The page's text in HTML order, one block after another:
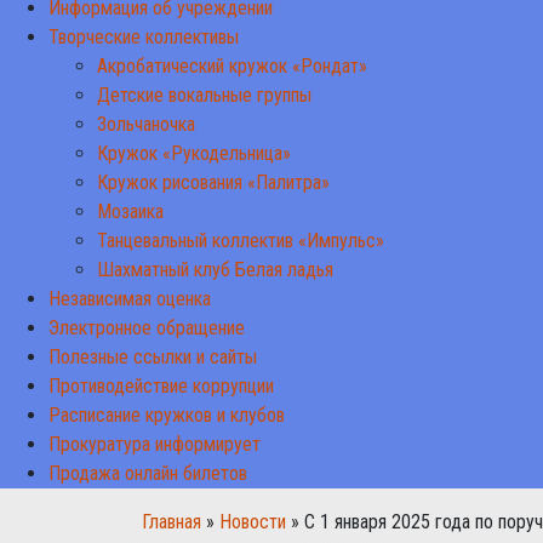
Информация об учреждении
Творческие коллективы
Акробатический кружок «Рондат»
Детские вокальные группы
Зольчаночка
Кружок «Рукодельница»
Кружок рисования «Палитра»
Мозаика
Танцевальный коллектив «Импульс»
Шахматный клуб Белая ладья
Независимая оценка
Электронное обращение
Полезные ссылки и сайты
Противодействие коррупции
Расписание кружков и клубов
Прокуратура информирует
Продажа онлайн билетов
Главная » Новости » С 1 января 2025 года по